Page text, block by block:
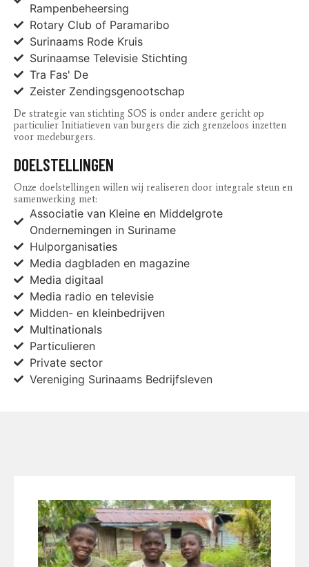
Rampenbeheersing
Rotary Club of Paramaribo
Surinaams Rode Kruis
Surinaamse Televisie Stichting
Tra Fas' De
Zeister Zendingsgenootschap
De strategie van stichting SOS is onder andere gericht op
particulier Initiatieven van burgers die zich grenzeloos inzetten
voor medeburgers.
DOELSTELLINGEN
Onze doelstellingen willen wij realiseren door integrale steun en
samenwerking met:
Associatie van Kleine en Middelgrote
Ondernemingen in Suriname
Hulporganisaties
Media dagbladen en magazine
Media digitaal
Media radio en televisie
Midden- en kleinbedrijven
Multinationals
Particulieren
Private sector
Vereniging Surinaams Bedrijfsleven